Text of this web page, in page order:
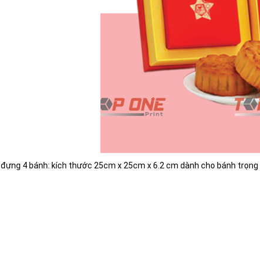
đựng 4 bánh: kích thước 25cm x 25cm x 6.2 cm dành cho bánh